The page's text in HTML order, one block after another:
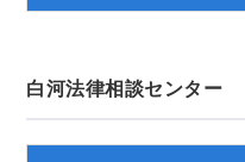
白河法律相談センター